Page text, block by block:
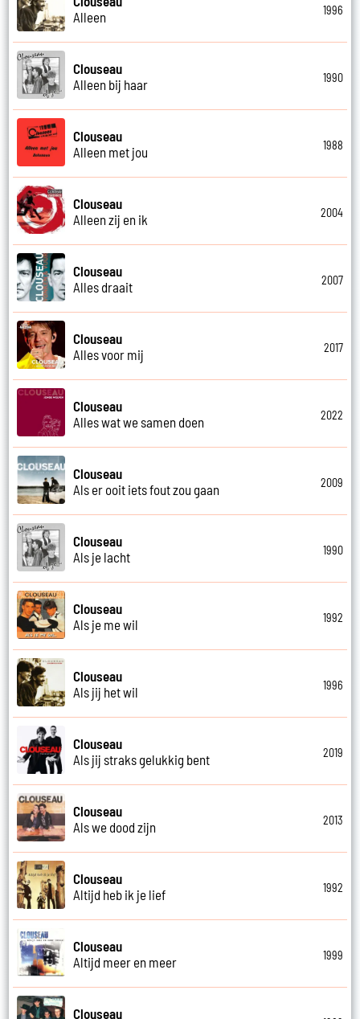
Alleen
1996
Clouseau
Alleen bij haar
1990
Clouseau
Alleen met jou
1988
Clouseau
Alleen zij en ik
2004
Clouseau
Alles draait
2007
Clouseau
Alles voor mij
2017
Clouseau
Alles wat we samen doen
2022
Clouseau
Als er ooit iets fout zou gaan
2009
Clouseau
Als je lacht
1990
Clouseau
Als je me wil
1992
Clouseau
Als jij het wil
1996
Clouseau
Als jij straks gelukkig bent
2019
Clouseau
Als we dood zijn
2013
Clouseau
Altijd heb ik je lief
1992
Clouseau
Altijd meer en meer
1999
Clouseau